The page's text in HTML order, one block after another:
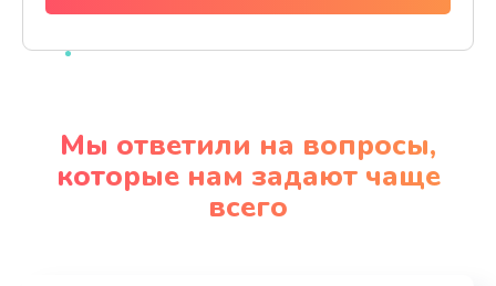
Заказать
Замена кнопки
Мы ответили на вопросы,
которые нам задают чаще
всего